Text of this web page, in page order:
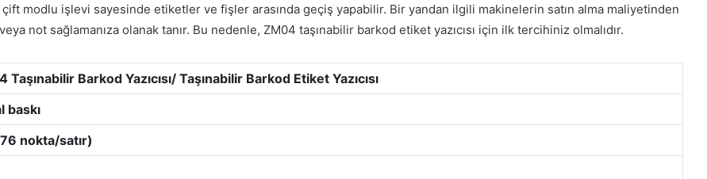
çift modlu işlevi sayesinde etiketler ve fişler arasında geçiş yapabilir. Bir yandan ilgili makinelerin satın alma maliyetinden
not sağlamanıza olanak tanır. Bu nedenle, ZM04 taşınabilir barkod etiket yazıcısı için ilk tercihiniz olmalıdır.
Taşınabilir Barkod Yazıcısı/ Taşınabilir Barkod Etiket Yazıcısı
baskı
nokta/satır)